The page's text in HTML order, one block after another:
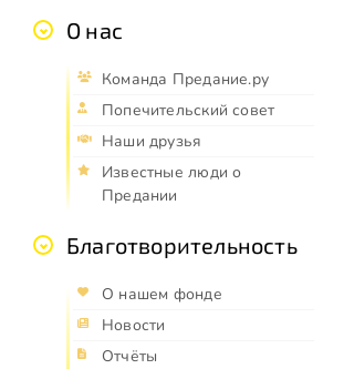
О нас
Команда Предание.ру
Попечительский совет
Наши друзья
Известные люди о
Предании
Благотворительность
О нашем фонде
Новости
Отчёты